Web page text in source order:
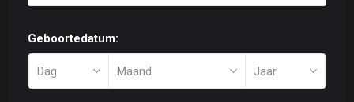
Geboortedatum: